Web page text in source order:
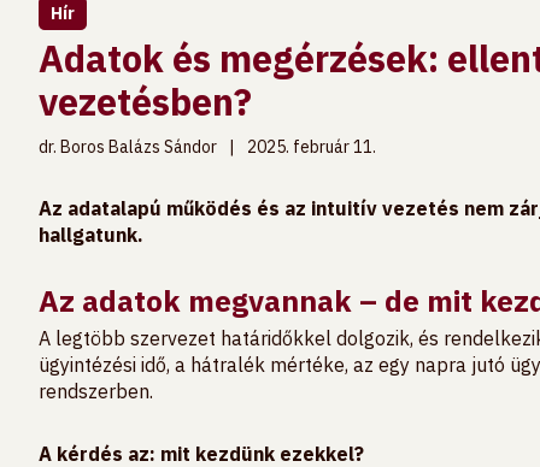
Hír
Adatok és megérzések:
vezetésben?
dr. Boros Balázs Sándor | 2025. február 11.
Az adatalapú működés és az intuitív vezetés nem
hallgatunk.
Az adatok megvannak – de mit
A legtöbb szervezet határidőkkel dolgozik, és
ügyintézési idő, a hátralék mértéke, az egy napra jutó
rendszerben.
A kérdés az: mit kezdünk ezekkel?